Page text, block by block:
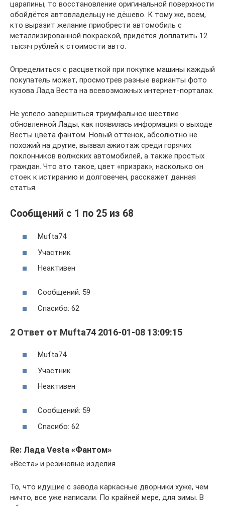
царапины, то восстановление оригинальной поверхности
обойдётся автовладельцу не дёшево. К тому же, всем,
кто выразит желание приобрести автомобиль с
металлизированной покраской, придётся доплатить 12
тысяч рублей к стоимости авто.
Определиться с расцветкой при покупке машины каждый
покупатель может, просмотрев разные варианты фото
кузова Лада Веста на всевозможных интернет-порталах.
Не успело завершиться триумфальное шествие
обновленной Лады, как появилась информация о выходе
Весты цвета фантом. Новый оттенок, абсолютно не
похожий на другие, вызвал ажиотаж среди горячих
поклонников волжских автомобилей, а также простых
граждан. Что это такое, цвет «призрак», насколько он
стоек к истиранию и долговечен, расскажет данная
статья.
Сообщений с 1 по 25 из 68
Mufta74
Участник
Неактивен
Сообщений: 59
Спасибо: 62
2 Ответ от Mufta74 2016-01-08 13:09:15
Mufta74
Участник
Неактивен
Сообщений: 59
Спасибо: 62
Re: Лада Vesta «Фантом»
«Веста» и резиновые изделия
То, что идущие с завода каркасные дворники хуже, чем
ничто, все уже написали. По крайней мере, для зимы. В